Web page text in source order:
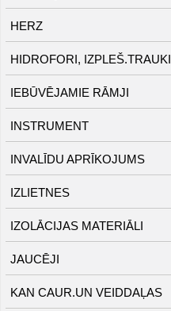
HERZ
HIDROFORI, IZPLEŠ.TRAUKI
IEBŪVĒJAMIE RĀMJI
INSTRUMENT
INVALĪDU APRĪKOJUMS
IZLIETNES
IZOLĀCIJAS MATERIĀLI
JAUCĒJI
KAN CAUR.UN VEIDDAĻAS